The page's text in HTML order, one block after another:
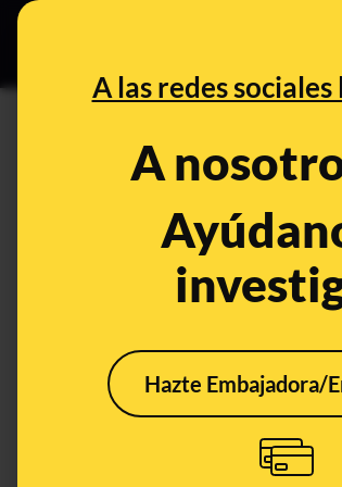
A las redes sociales
A
Hazte Embajadora/
¿Qué sabemos
Se infectan menos
Mar 7, 2020, 8:58:00 AM